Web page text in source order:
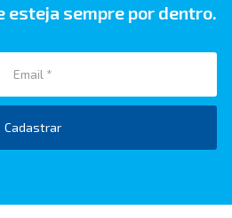
esteja sempre por dentro.
Cadastrar